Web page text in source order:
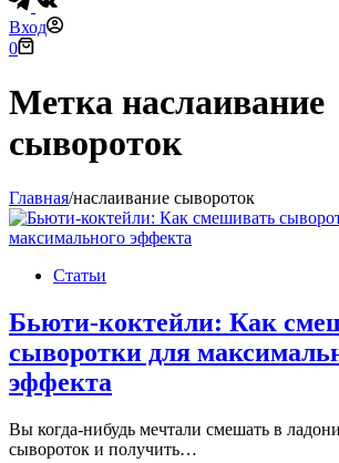
Вход
Корзина
0
Метка наслаивание
сывороток
Главная/наслаивание сывороток
Статьи
Бьюти-коктейли: Как
сыворотки для
эффекта
Вы когда-нибудь мечтали смешать в
сывороток и получить…